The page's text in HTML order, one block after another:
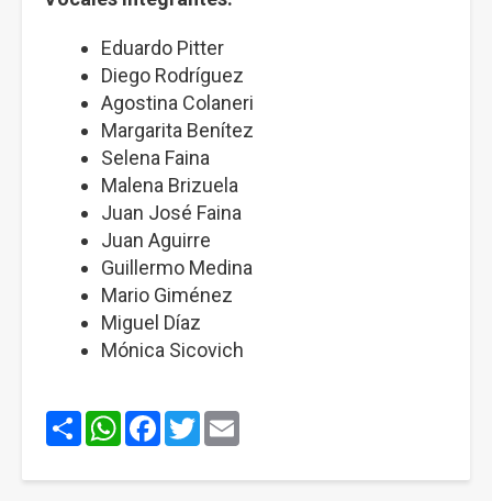
Eduardo Pitter
Diego Rodríguez
Agostina Colaneri
Margarita Benítez
Selena Faina
Malena Brizuela
Juan José Faina
Juan Aguirre
Guillermo Medina
Mario Giménez
Miguel Díaz
Mónica Sicovich
ShareWhatsApp
Facebook
Twitter